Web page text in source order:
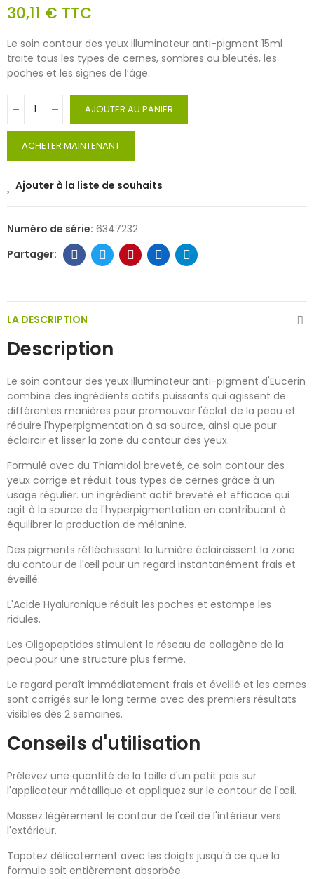
30,11 € TTC
Le soin contour des yeux illuminateur anti-pigment 15ml
traite tous les types de cernes, sombres ou bleutés, les
poches et les signes de l’âge.
AJOUTER AU PANIER
ACHETER MAINTENANT
Ajouter à la liste de souhaits
Numéro de série: 6347232
LA DESCRIPTION
Description
Le soin contour des yeux illuminateur anti-pigment d'Eucerin
combine des ingrédients actifs puissants qui agissent de
différentes manières pour promouvoir l'éclat de la peau et
réduire l'hyperpigmentation à sa source, ainsi que pour
éclaircir et lisser la zone du contour des yeux.
Formulé avec du Thiamidol breveté, ce soin contour des
yeux corrige et réduit tous types de cernes grâce à un
usage régulier. un ingrédient actif breveté et efficace qui
agit à la source de l'hyperpigmentation en contribuant à
équilibrer la production de mélanine.
Des pigments réfléchissant la lumière éclaircissent la zone
du contour de l'œil pour un regard instantanément frais et
éveillé.
L'Acide Hyaluronique réduit les poches et estompe les
ridules.
Les Oligopeptides stimulent le réseau de collagène de la
peau pour une structure plus ferme.
Le regard paraît immédiatement frais et éveillé et les cernes
sont corrigés sur le long terme avec des premiers résultats
visibles dès 2 semaines.
Conseils d'utilisation
Prélevez une quantité de la taille d'un petit pois sur
l'applicateur métallique et appliquez sur le contour de l'œil.
Massez légèrement le contour de l'œil de l'intérieur vers
l'extérieur.
Tapotez délicatement avec les doigts jusqu'à ce que la
formule soit entièrement absorbée.